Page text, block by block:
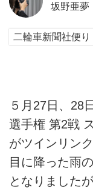
坂野亜夢
二輪車新聞社便り
５月27日、28
選手権 第2戦
がツインリン
目に降った雨
となりました